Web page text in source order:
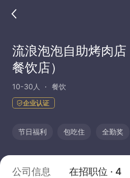
流浪泡泡自助烤肉店
餐饮店）
10-30人 餐饮
企业认证
节日福利 包吃住 全勤奖
公司信息 在招职位 · 4